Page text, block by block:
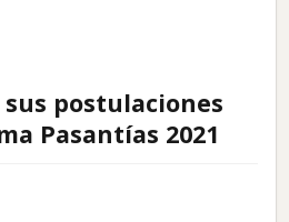
postulaciones
Pasantías 2021